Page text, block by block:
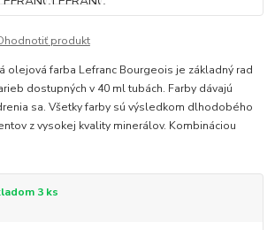
produkt
olejová farba Lefranc Bourgeois je základný rad
dostupných v 40 ml tubách. Farby dávajú
sa. Všetky farby sú výsledkom dlhodobého
z vysokej kvality minerálov. Kombináciou
3 ks